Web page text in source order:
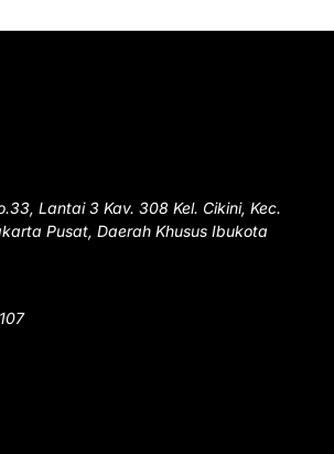
Lantai 3 Kav. 308 Kel. Cikini, Kec.
Pusat, Daerah Khusus Ibukota